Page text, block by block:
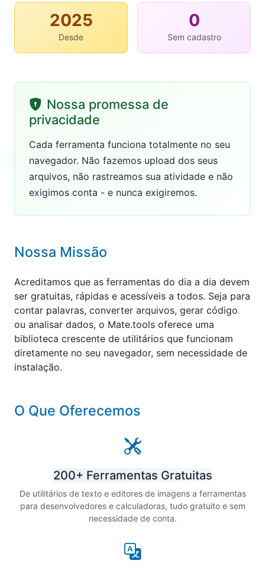
2025
Desde
0
Sem cadastro
Nossa promessa de
privacidade
Cada ferramenta funciona totalmente no seu
navegador. Não fazemos upload dos seus
arquivos, não rastreamos sua atividade e não
exigimos conta - e nunca exigiremos.
Nossa Missão
Acreditamos que as ferramentas do dia a dia devem
ser gratuitas, rápidas e acessíveis a todos. Seja para
contar palavras, converter arquivos, gerar código
ou analisar dados, o Mate.tools oferece uma
biblioteca crescente de utilitários que funcionam
diretamente no seu navegador, sem necessidade de
instalação.
O Que Oferecemos
200+ Ferramentas Gratuitas
De utilitários de texto e editores de imagens a ferramentas
para desenvolvedores e calculadoras, tudo gratuito e sem
necessidade de conta.